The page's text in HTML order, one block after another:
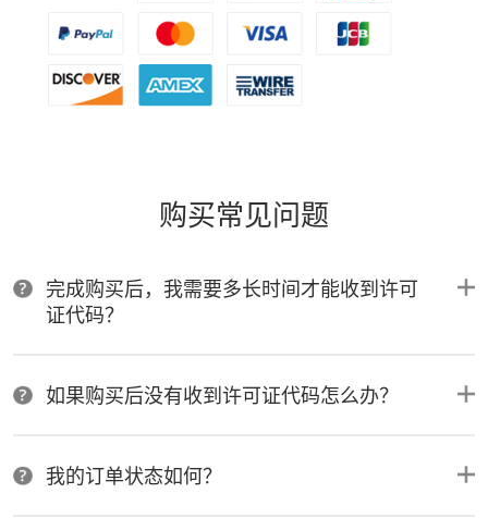
购买常见问题
完成购买后，我需要多长时间才能收到许可
证代码？
如果购买后没有收到许可证代码怎么办？
我的订单状态如何？